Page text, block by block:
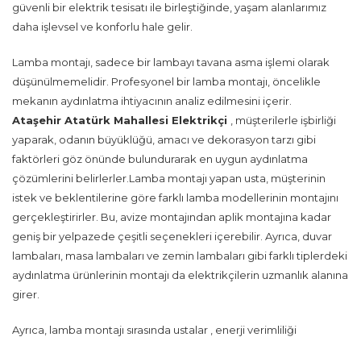
güvenli bir elektrik tesisatı ile birleştiğinde, yaşam alanlarımız
daha işlevsel ve konforlu hale gelir.
Lamba montajı, sadece bir lambayı tavana asma işlemi olarak
düşünülmemelidir. Profesyonel bir lamba montajı, öncelikle
mekanın aydınlatma ihtiyacının analiz edilmesini içerir.
Ataşehir Atatürk Mahallesi Elektrikçi
, müşterilerle işbirliği
yaparak, odanın büyüklüğü, amacı ve dekorasyon tarzı gibi
faktörleri göz önünde bulundurarak en uygun aydınlatma
çözümlerini belirlerler.Lamba montajı yapan usta, müşterinin
istek ve beklentilerine göre farklı lamba modellerinin montajını
gerçekleştirirler. Bu, avize montajından aplik montajına kadar
geniş bir yelpazede çeşitli seçenekleri içerebilir. Ayrıca, duvar
lambaları, masa lambaları ve zemin lambaları gibi farklı tiplerdeki
aydınlatma ürünlerinin montajı da elektrikçilerin uzmanlık alanına
girer.
Ayrıca, lamba montajı sırasında ustalar , enerji verimliliği